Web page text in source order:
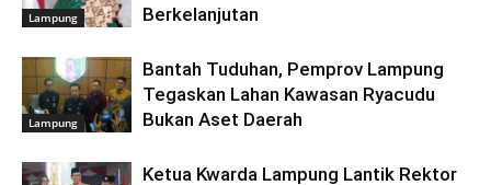
Lampung
Berkelanjutan
Lampung
Bantah Tuduhan, Pemprov Lampung
Tegaskan Lahan Kawasan Ryacudu
Bukan Aset Daerah
Ketua Kwarda Lampung Lantik Rektor